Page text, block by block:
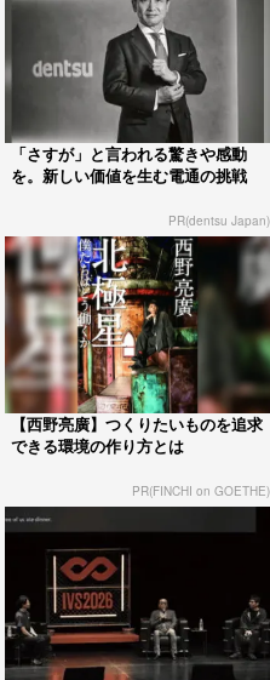
「さすが」と言われる驚きや感動
を。新しい価値を生む電通の挑戦
PR(dentsu Japan)
【西野亮廣】つくりたいものを追求
できる環境の作り方とは
PR(FINCHI on GOETHE)